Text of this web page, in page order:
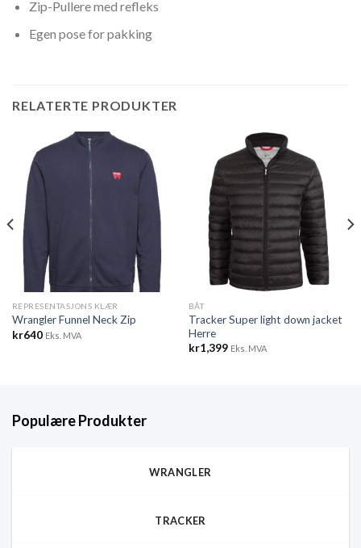
Zip-Pullere med refleks
Egen pose for pakking
RELATERTE PRODUKTER
REPRESENTASJONS KLÆR
Wrangler Funnel Neck Zip
kr640 Eks. MVA
BÅT
Tracker Super light down jacket
Herre
kr1,399 Eks. MVA
Populære Produkter
WRANGLER
TRACKER